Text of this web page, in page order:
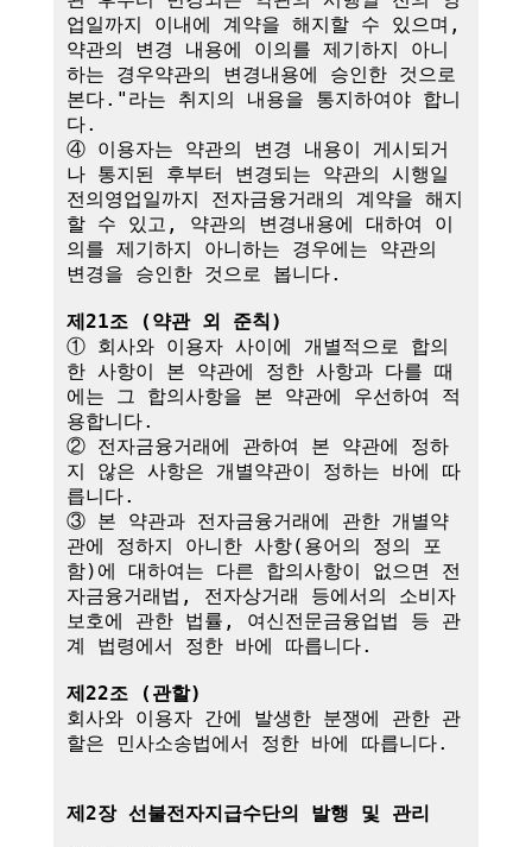
업일까지 이내에 계약을 해지할 수 있으며,
약관의 변경 내용에 이의를 제기하지 아니
하는 경우약관의 변경내용에 승인한 것으로
본다."라는 취지의 내용을 통지하여야 합니
다.
④ 이용자는 약관의 변경 내용이 게시되거
나 통지된 후부터 변경되는 약관의 시행일
전의영업일까지 전자금융거래의 계약을 해지
할 수 있고, 약관의 변경내용에 대하여 이
의를 제기하지 아니하는 경우에는 약관의
변경을 승인한 것으로 봅니다.
제21조 (약관 외 준칙)
① 회사와 이용자 사이에 개별적으로 합의
한 사항이 본 약관에 정한 사항과 다를 때
에는 그 합의사항을 본 약관에 우선하여 적
용합니다.
② 전자금융거래에 관하여 본 약관에 정하
지 않은 사항은 개별약관이 정하는 바에 따
릅니다.
③ 본 약관과 전자금융거래에 관한 개별약
관에 정하지 아니한 사항(용어의 정의 포
함)에 대하여는 다른 합의사항이 없으면 전
자금융거래법, 전자상거래 등에서의 소비자
보호에 관한 법률, 여신전문금융업법 등 관
계 법령에서 정한 바에 따릅니다.
제22조 (관할)
회사와 이용자 간에 발생한 분쟁에 관한 관
할은 민사소송법에서 정한 바에 따릅니다.
제2장 선불전자지급수단의 발행 및 관리